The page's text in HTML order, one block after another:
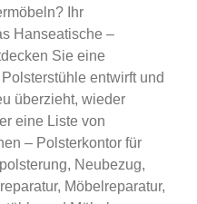
Ihr
Hanseatische –
Sie eine
entwirft und
überzieht, wieder
eine Liste von
– Polsterkontor für
Neubezug,
Möbelreparatur,